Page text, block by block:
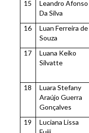
15
Leandro Afonso
Da Silva
16
Luan Ferreira de
Souza
17
Luana Keiko
Silvatte
18
Luara Stefany
Araújo Guerra
Gonçalves
19
Luciana Lissa